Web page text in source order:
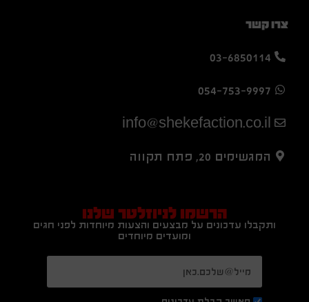
צרו קשר
03-6850114
054-753-9997
info@shekefaction.co.il
המגשימים 20, פתח תקווה
הרשמו לניוזלטר שלנו
ותקבלו עדכונים על מבצעים והצעות מיוחדות לפני חגים
ומועדים מיוחדים